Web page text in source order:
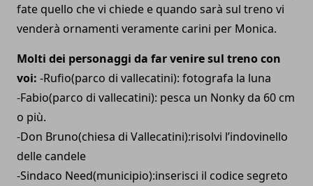
fate quello che vi chiede e quando sarà sul treno vi
venderà ornamenti veramente carini per Monica.
Molti dei personaggi da far venire sul treno con
voi: -Rufio(parco di vallecatini): fotografa la luna
-Fabio(parco di vallecatini): pesca un Nonky da 60 cm
o più.
-Don Bruno(chiesa di Vallecatini):risolvi l’indovinello
delle candele
-Sindaco Need(municipio):inserisci il codice segreto